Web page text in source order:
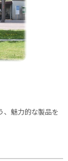
、魅力的な製品を